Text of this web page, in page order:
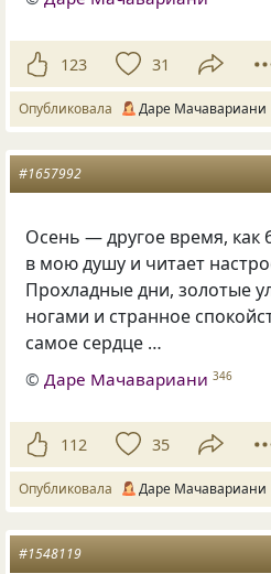
123 31
Опубликовала Даре Мачавариани
#1657992
Осень — другое время, как
в мою душу и читает
Прохладные дни, золотые
ногами и странное
самое сердце …
© Даре Мачавариани 346
112 35
Опубликовала Даре Мачавариани
#1548119